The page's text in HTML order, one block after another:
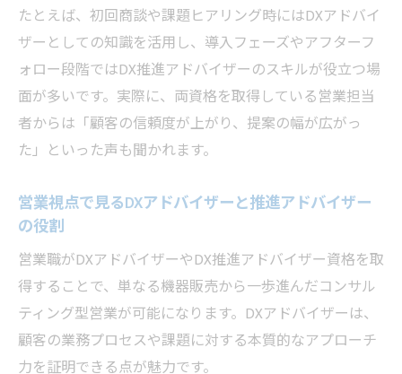
たとえば、初回商談や課題ヒアリング時にはDXアドバイ
ザーとしての知識を活用し、導入フェーズやアフターフ
ォロー段階ではDX推進アドバイザーのスキルが役立つ場
面が多いです。実際に、両資格を取得している営業担当
者からは「顧客の信頼度が上がり、提案の幅が広がっ
た」といった声も聞かれます。
営業視点で見るDXアドバイザーと推進アドバイザー
の役割
営業職がDXアドバイザーやDX推進アドバイザー資格を取
得することで、単なる機器販売から一歩進んだコンサル
ティング型営業が可能になります。DXアドバイザーは、
顧客の業務プロセスや課題に対する本質的なアプローチ
力を証明できる点が魅力です。